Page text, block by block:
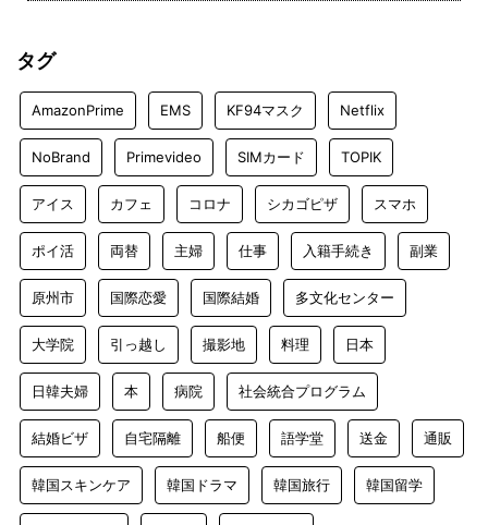
タグ
AmazonPrime EMS KF94マスク Netflix
NoBrand Primevideo SIMカード TOPIK
アイス カフェ コロナ シカゴピザ スマホ
ポイ活 両替 主婦 仕事 入籍手続き 副業
原州市 国際恋愛 国際結婚 多文化センター
大学院 引っ越し 撮影地 料理 日本
日韓夫婦 本 病院 社会統合プログラム
結婚ビザ 自宅隔離 船便 語学堂 送金 通販
韓国スキンケア 韓国ドラマ 韓国旅行 韓国留学